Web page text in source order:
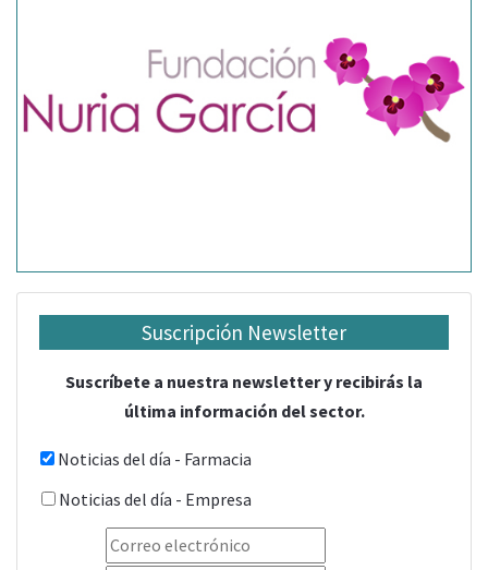
Suscripción Newsletter
Suscríbete a nuestra newsletter y recibirás la
última información del sector.
Noticias del día - Farmacia
Noticias del día - Empresa